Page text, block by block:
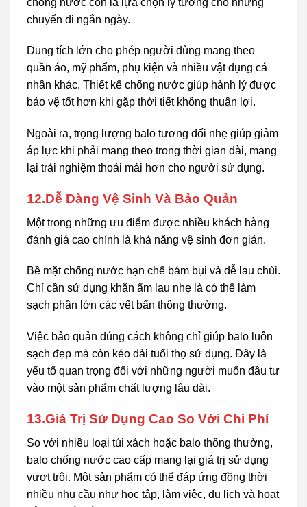
chuyến đi ngắn ngày.
Dung tích lớn cho phép người dùng mang theo
quần áo, mỹ phẩm, phụ kiện và nhiều vật dụng cá
nhân khác. Thiết kế chống nước giúp hành lý được
bảo vệ tốt hơn khi gặp thời tiết không thuận lợi.
Ngoài ra, trọng lượng balo tương đối nhẹ giúp giảm
áp lực khi phải mang theo trong thời gian dài, mang
lại trải nghiệm thoải mái hơn cho người sử dụng.
12.Dễ Dàng Vệ Sinh Và Bảo Quản
Một trong những ưu điểm được nhiều khách hàng
đánh giá cao chính là khả năng vệ sinh đơn giản.
Bề mặt chống nước hạn chế bám bụi và dễ lau chùi.
Chỉ cần sử dụng khăn ẩm lau nhẹ là có thể làm
sạch phần lớn các vết bẩn thông thường.
Việc bảo quản đúng cách không chỉ giúp balo luôn
sạch đẹp mà còn kéo dài tuổi thọ sử dụng. Đây là
yếu tố quan trọng đối với những người muốn đầu tư
vào một sản phẩm chất lượng lâu dài.
13.Giá Trị Sử Dụng Cao So Với Chi Phí
So với nhiều loại túi xách hoặc balo thông thường,
balo chống nước cao cấp mang lại giá trị sử dụng
vượt trội. Một sản phẩm có thể đáp ứng đồng thời
nhiều nhu cầu như học tập, làm việc, du lịch và hoạt